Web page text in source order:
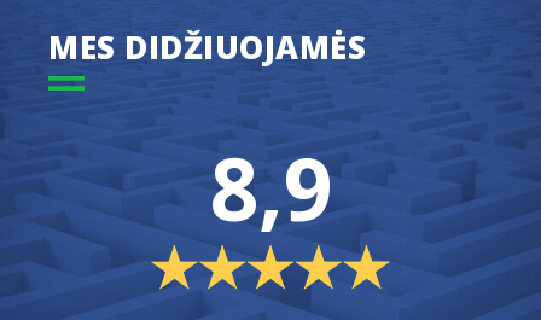
MES DIDŽIUOJAMĖS
8,9